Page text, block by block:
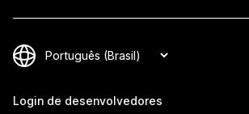
Login de desenvolvedores